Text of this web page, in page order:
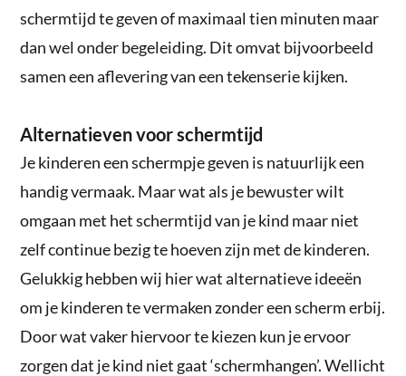
schermtijd te geven of maximaal tien minuten maar
dan wel onder begeleiding. Dit omvat bijvoorbeeld
samen een aflevering van een tekenserie kijken.
Alternatieven voor schermtijd
Je kinderen een schermpje geven is natuurlijk een
handig vermaak. Maar wat als je bewuster wilt
omgaan met het schermtijd van je kind maar niet
zelf continue bezig te hoeven zijn met de kinderen.
Gelukkig hebben wij hier wat alternatieve ideeën
om je kinderen te vermaken zonder een scherm erbij.
Door wat vaker hiervoor te kiezen kun je ervoor
zorgen dat je kind niet gaat ‘schermhangen’. Wellicht